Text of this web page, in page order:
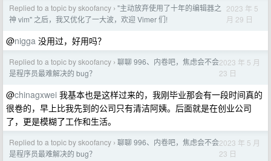
Replied to a topic by skoofancy › "主动放弃使用了十年的编辑器之
神 vim" 之后，我又优化了一大波，欢迎 Vimer 们!
2023 年 5
月 29 日
@nigga 没用过，好用吗？
Replied to a topic by skoofancy › 聊聊 996、内卷吧，焦虑会不会
是程序员最难解决的 bug？
2023 年 5 月
23 日
@chinagxwei 我基本也是这样过来的，我刚毕业那会有一段时间真的
很卷的，早上比我先到的公司只有清洁阿姨。后面就是在创业公司
了，更是模糊了工作和生活。
Replied to a topic by skoofancy › 聊聊 996、内卷吧，焦虑会不会
是程序员最难解决的 bug？
2023 年 5 月
23 日